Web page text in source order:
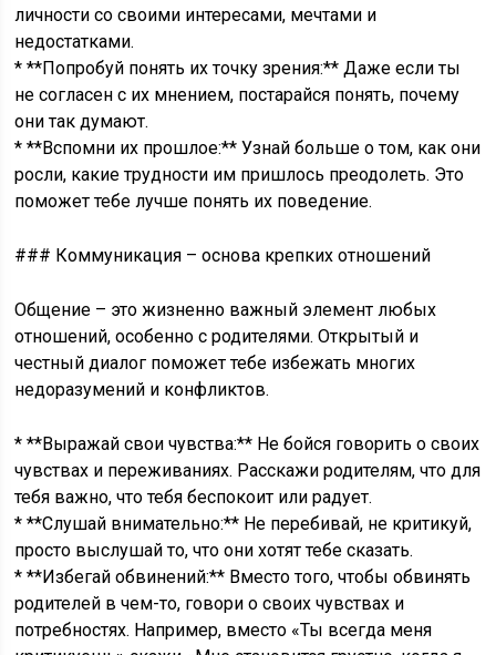
личности со своими интересами, мечтами и
недостатками.
* **Попробуй понять их точку зрения:** Даже если ты
не согласен с их мнением, постарайся понять, почему
они так думают.
* **Вспомни их прошлое:** Узнай больше о том, как они
росли, какие трудности им пришлось преодолеть. Это
поможет тебе лучше понять их поведение.
### Коммуникация – основа крепких отношений
Общение – это жизненно важный элемент любых
отношений, особенно с родителями. Открытый и
честный диалог поможет тебе избежать многих
недоразумений и конфликтов.
* **Выражай свои чувства:** Не бойся говорить о своих
чувствах и переживаниях. Расскажи родителям, что для
тебя важно, что тебя беспокоит или радует.
* **Слушай внимательно:** Не перебивай, не критикуй,
просто выслушай то, что они хотят тебе сказать.
* **Избегай обвинений:** Вместо того, чтобы обвинять
родителей в чем-то, говори о своих чувствах и
потребностях. Например, вместо «Ты всегда меня